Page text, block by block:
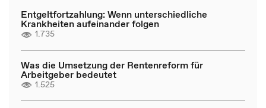
Entgeltfortzahlung: Wenn unterschiedliche
Krankheiten aufeinander folgen
1.735
Was die Umsetzung der Rentenreform für
Arbeitgeber bedeutet
1.525